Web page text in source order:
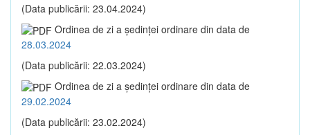
(Data publicării: 23.04.2024)
Ordinea de zi a şedinţei ordinare din data de
28.03.2024
(Data publicării: 22.03.2024)
Ordinea de zi a şedinţei ordinare din data de
29.02.2024
(Data publicării: 23.02.2024)